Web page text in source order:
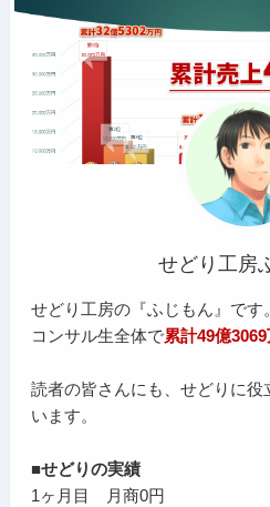
せどり工房
せどり工房の『ふじもん』です。
コンサル生全体で累計49億
読者の皆さんにも、せどりに役
います。
■せどりの実績
1ヶ月目 月商0円